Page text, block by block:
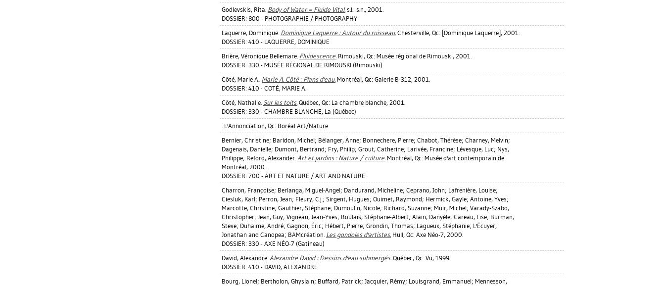
Godlevskis, Rita. Body of Water = Fluide Vital. s.l.: s.n., 2001.
DOSSIER: 800 - PHOTOGRAPHIE / PHOTOGRAPHY
Laquerre, Dominique. Dominique Laquerre : Autour du ruisseau. Chesterville, Qc: [Dominique Laquerre], 2001.
DOSSIER: 410 - LAQUERRE, DOMINIQUE
Brière, Véronique Bellemare. Fluidescence. Rimouski, Qc: Musée régional de Rimouski, 2001.
DOSSIER: 330 - MUSÉE RÉGIONAL DE RIMOUSKI (Rimouski)
Côté, Marie A.. Marie A. Côté : Plans d'eau. Montréal, Qc: Galerie B-312, 2001.
DOSSIER: 410 - COTÉ, MARIE A.
Côté, Nathalie. Sur les toits. Québec, Qc: La chambre blanche, 2001.
DOSSIER: 330 - CHAMBRE BLANCHE, La (Québec)
. L'Annonciation, Qc: Boréal Art/Nature
Bernier, Christine; Baridon, Michel; Bélanger, Anne; Bonnechere, Pierre; Chabot, Thérèse; Charney, Melvin;
Dagenais, Danielle; Dumont, Bertrand; Fry, Philip; Grout, Catherine; Larivée, Francine; Lévesque, Luc; Nys,
Philippe; Reford, Alexander. Art et jardins : Nature / culture. Montréal, Qc: Musée d'art contemporain de
Montréal, 2000.
DOSSIER: 700 - ART ET NATURE / ART AND NATURE
Charron, Françoise; Berlanga, Miguel-Angel; Dandurand, Micheline; Ceprano, John; Lafrenière, Louise;
Ciesluk, Karl; Perron, Jean; Fleury, C.j.; Sirgent, Hugues; Ouimet, Raymond; Hermick, Gayle; Antoine, Yves;
Marcotte, Christine; Gauthier, Stéphane; Dumoulin, Nicole; Richard, Suzanne; Muir, Michel; Varady-Szabo,
Christopher; Jean, Guy; Vigneau, Jean-Yves; Boulais, Stéphane-Albert; Alain, Danyèle; Careau, Lise; Burman,
Steve; Duhaime, André; Gagnon, Éric; Hébert, Pierre; Grondin, Thomas; Lagueux, Stéphanie; L'Écuyer,
Jonathan and Canopea; BAMcréation. Les gondoles d'artistes. Hull, Qc: Axe Néo-7, 2000.
DOSSIER: 330 - AXE NÉO-7 (Gatineau)
David, Alexandre. Alexandre David : Dessins d'eau submergés. Québec, Qc: Vu, 1999.
DOSSIER: 410 - DAVID, ALEXANDRE
Bourg, Lionel; Bertholon, Ghyslain; Buffard, Patrick; Jacquier, Rémy; Louisgrand, Emmanuel; Mennesson,